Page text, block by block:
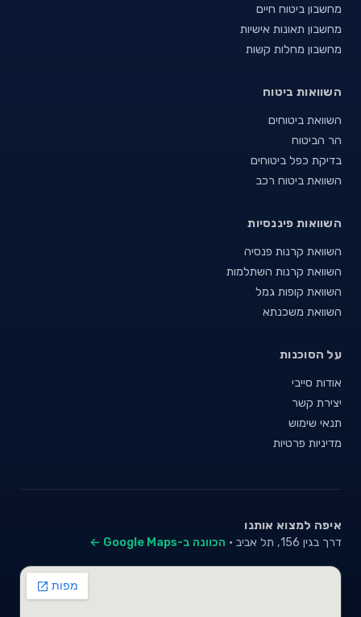
מחשבון ביטוח חיים
מחשבון תאונות אישיות
מחשבון מחלות קשות
השוואות ביטוח
השוואת ביטוחים
הר הביטוח
בדיקת כפל ביטוחים
השוואת ביטוח רכב
השוואות פיננסיות
השוואת קרנות פנסיה
השוואת קרנות השתלמות
השוואת קופות גמל
השוואת משכנתא
על הסוכנות
אודות סייבי
יצירת קשר
תנאי שימוש
מדיניות פרטיות
איפה למצוא אותנו
דרך בגין 156, תל אביב · הכוונה ב-Google Maps ←